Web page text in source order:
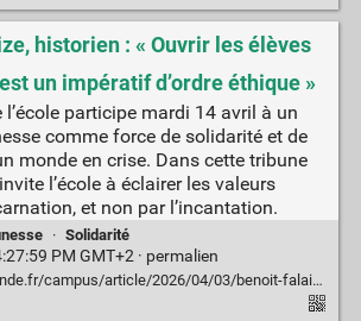
historien : « Ouvrir les élèves
un impératif d’ordre éthique »
l’école participe mardi 14 avril à un
comme force de solidarité et de
monde en crise. Dans cette tribune
l’école à éclairer les valeurs
et non par l’incantation.
· Solidarité
PM GMT+2 · permalien
benoit-falaize-historien-ouvrir-les-eleves-a-la-fraternite-est-un-imperatif-d-ordre-ethique_6676387_4401467.html